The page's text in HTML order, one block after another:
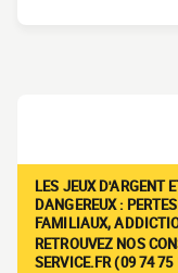
LES JEUX D'ARGENT
DANGEREUX :
FAMILIAUX,
RETROUVEZ NOS
SERVICE.FR (09 74